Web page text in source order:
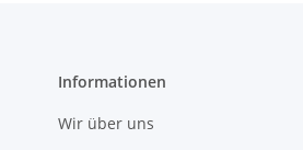
Informationen
Wir über uns